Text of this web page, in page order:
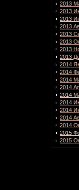
2013
2013
2013
2013
2013
2013
2013
2013
2014
2014
2014
2014
2014
2014
2014
2014
2014
2015
2015